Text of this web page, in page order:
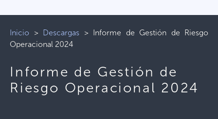
Inicio > Descargas > Informe de Gestión de Riesgo
Operacional 2024
Informe de Gestión de
Riesgo Operacional 2024